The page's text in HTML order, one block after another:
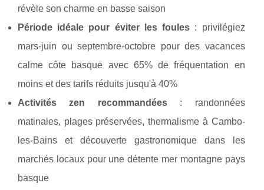
révèle son charme en basse saison
Période idéale pour éviter les foules : privilégiez
mars-juin ou septembre-octobre pour des vacances
calme côte basque avec 65% de fréquentation en
moins et des tarifs réduits jusqu'à 40%
Activités zen recommandées: randonnées
matinales, plages préservées, thermalisme à Cambo-
les-Bains et découverte gastronomique dans les
marchés locaux pour une détente mer montagne pays
basque